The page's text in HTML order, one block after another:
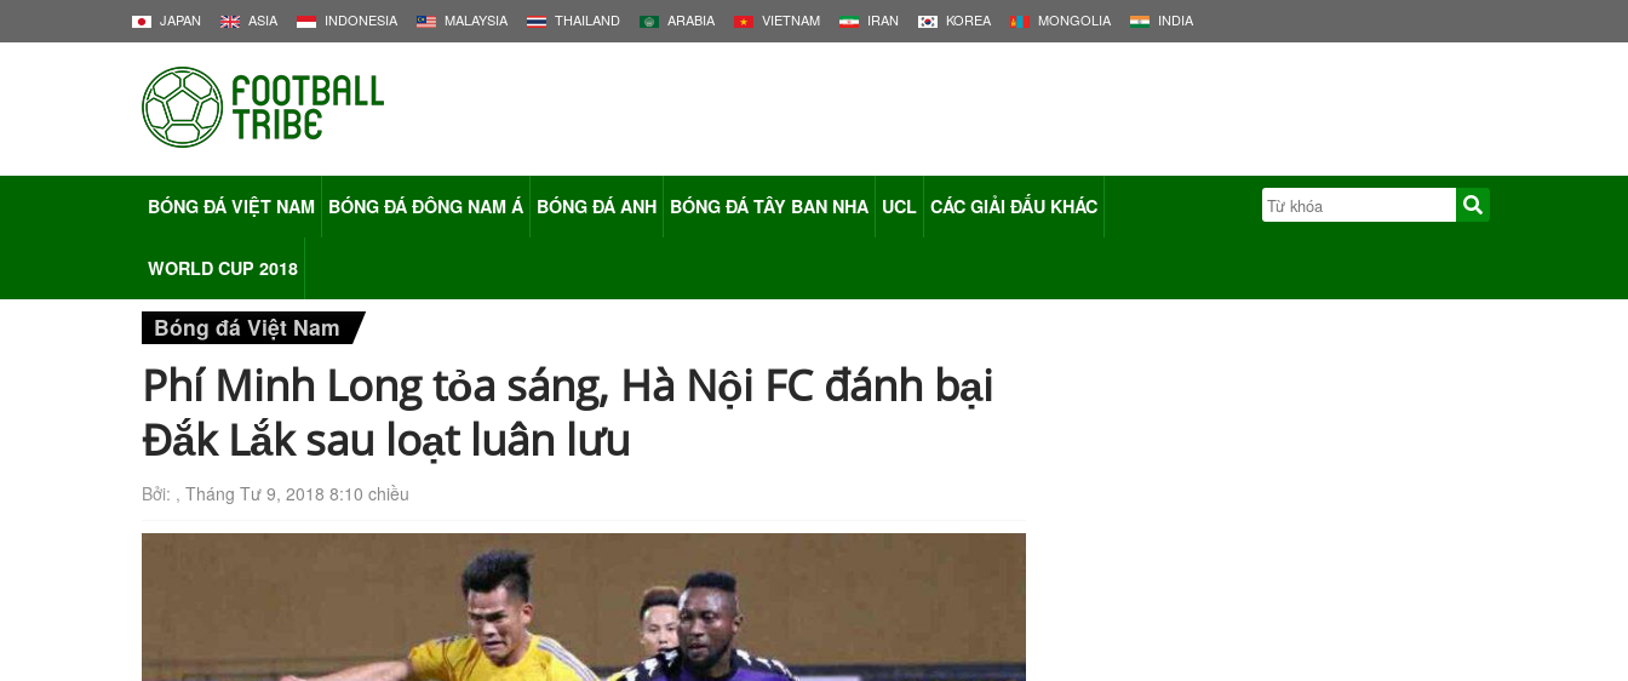
JAPAN ASIA INDONESIA MALAYSIA THAILAND ARABIA VIETNAM IRAN KOREA MONGOLIA INDIA
BÓNG ĐÁ VIỆT NAM BÓNG ĐÁ ĐÔNG NAM Á BÓNG ĐÁ ANH BÓNG ĐÁ TÂY BAN NHA UCL CÁC GIẢI ĐẤU KHÁC
WORLD CUP 2018
Bóng đá Việt Nam
Phí Minh Long tỏa sáng, Hà Nội FC đánh bại
Đắk Lắk sau loạt luân lưu
Bởi: , Tháng Tư 9, 2018 8:10 chiều